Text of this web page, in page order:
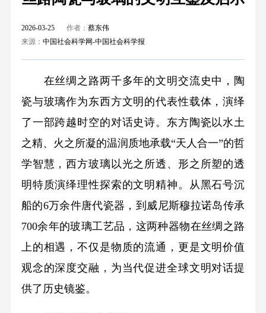
2026-03-25 作者： 蔡东伟
来源： 中国社会科学网-中国社会科学报
在丝绸之路两千多年的文明交流史中，陶
瓷与玻璃作为东西方文明的代表性载体，演绎
了一部跨越时空的对话史诗。东方陶瓷以水土
之精、火之所凝的温润质地承载“天人合一”的哲
学智慧，西方玻璃以光之所透、形之所塑的透
明特质演绎理性探索的文明精神。从黑石号沉
船的6万余件唐代瓷器，到威尼斯穆拉诺岛传承
700余年的玻璃工艺品，这两种器物在丝绸之路
上的相遇，不仅是物质的流通，更是文明价值
观念的深度交融，为当代促进全球文明对话提
供了历史镜鉴。